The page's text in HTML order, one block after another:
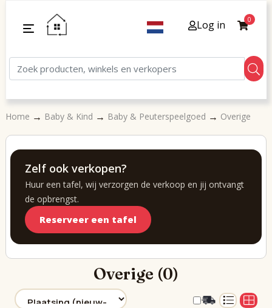
Log in 0
Home → Baby & Kind → Baby & Peuterspeelgoed → Overige
Zelf ook verkopen?
Huur een tafel, wij verzorgen de verkoop en jij ontvangt
de opbrengst.
Reserveer een tafel
Overige (0)